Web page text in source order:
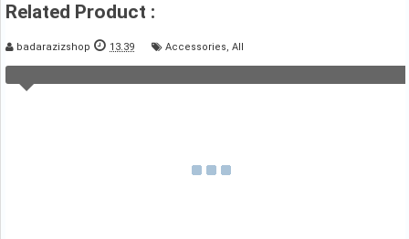
Related Product :
badarazizshop 13.39 Accessories All